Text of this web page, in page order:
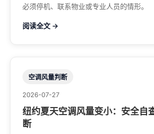
必须停机、联系物业或专业人员的情形。
阅读全文 →
空调风量判断
2026-07-27
纽约夏天空调风量变小：安全自
断